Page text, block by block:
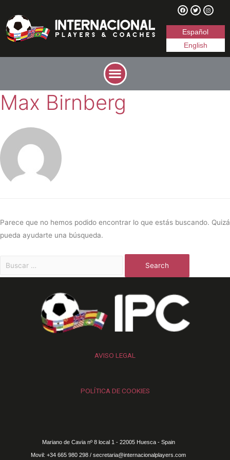
Español
English
Max Birnberg
Parece que no hemos podido encontrar lo que estás buscando. Quizá
pueda ayudarte una búsqueda.
AVISO LEGAL
POLÍTICA DE COOKIES
Mariano de Cavia nº 8 local 1 - 22005 Huesca - Spain
Movil: +34 665 980 298 / secretaria@internacionalplayers.com